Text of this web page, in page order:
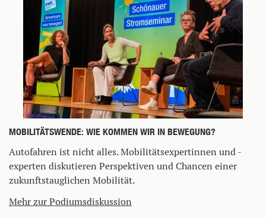
MOBILITÄTSWENDE: WIE KOMMEN WIR IN BEWEGUNG?
Autofahren ist nicht alles. Mobilitätsexpertinnen und -
experten diskutieren Perspektiven und Chancen einer
zukunftstauglichen Mobilität.
Mehr zur Podiumsdiskussion